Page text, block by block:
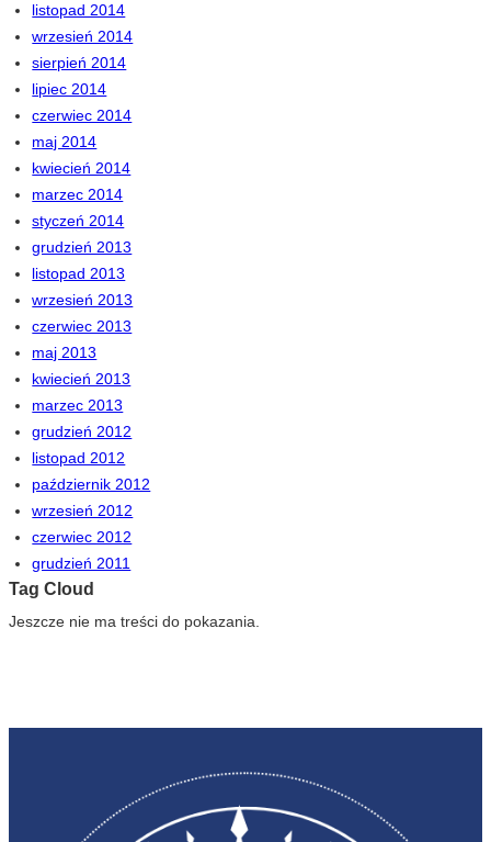
listopad 2014
wrzesień 2014
sierpień 2014
lipiec 2014
czerwiec 2014
maj 2014
kwiecień 2014
marzec 2014
styczeń 2014
grudzień 2013
listopad 2013
wrzesień 2013
czerwiec 2013
maj 2013
kwiecień 2013
marzec 2013
grudzień 2012
listopad 2012
październik 2012
wrzesień 2012
czerwiec 2012
grudzień 2011
Tag Cloud
Jeszcze nie ma treści do pokazania.